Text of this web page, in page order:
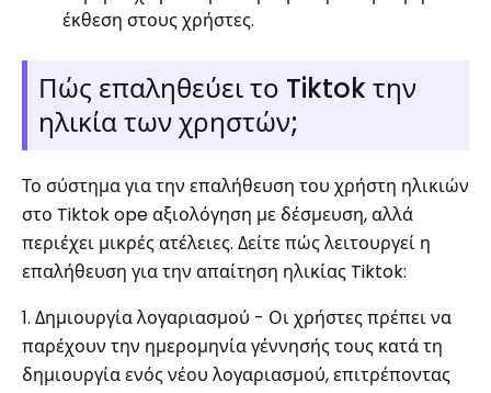
έκθεση στους χρήστες.
Πώς επαληθεύει το Tiktok την
ηλικία των χρηστών;
Το σύστημα για την επαλήθευση του χρήστη ηλικιών
στο Tiktok ope αξιολόγηση με δέσμευση, αλλά
περιέχει μικρές ατέλειες. Δείτε πώς λειτουργεί η
επαλήθευση για την απαίτηση ηλικίας Tiktok:
1. Δημιουργία λογαριασμού - Οι χρήστες πρέπει να
παρέχουν την ημερομηνία γέννησής τους κατά τη
δημιουργία ενός νέου λογαριασμού, επιτρέποντας